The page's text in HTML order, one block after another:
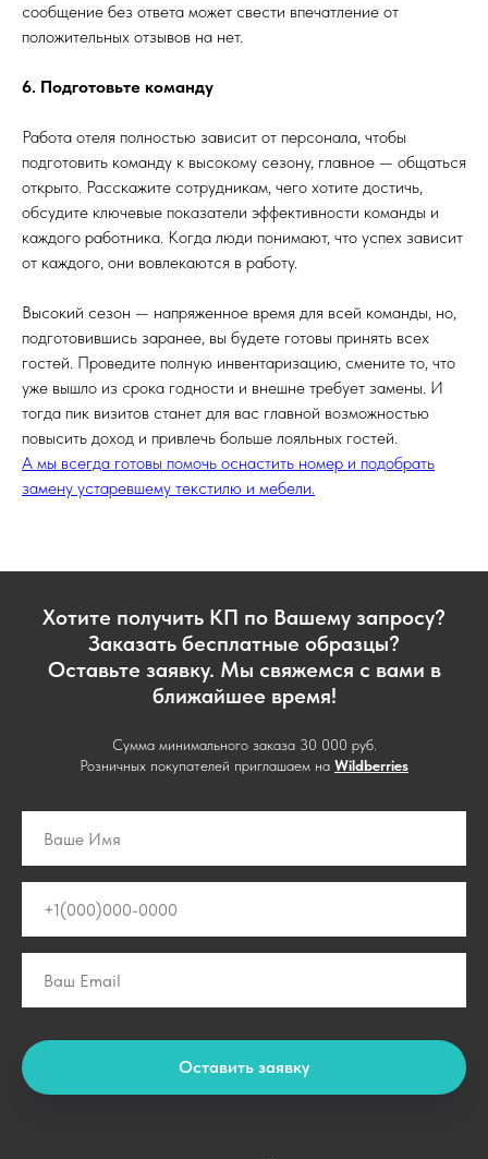
сообщение без ответа может свести впечатление от
положительных отзывов на нет.
6. Подготовьте команду
Работа отеля полностью зависит от персонала, чтобы
подготовить команду к высокому сезону, главное — общаться
открыто. Расскажите сотрудникам, чего хотите достичь,
обсудите ключевые показатели эффективности команды и
каждого работника. Когда люди понимают, что успех зависит
от каждого, они вовлекаются в работу.
Высокий сезон — напряженное время для всей команды, но,
подготовившись заранее, вы будете готовы принять всех
гостей. Проведите полную инвентаризацию, смените то, что
уже вышло из срока годности и внешне требует замены. И
тогда пик визитов станет для вас главной возможностью
повысить доход и привлечь больше лояльных гостей.
А мы всегда готовы помочь оснастить номер и подобрать
замену устаревшему текстилю и мебели.
Хотите получить КП по Вашему запросу?
Заказать бесплатные образцы?
Оставьте заявку. Мы свяжемся с вами в
ближайшее время!
Сумма минимального заказа 30 000 руб.
Розничных покупателей приглашаем на Wildberries
Оставить заявку